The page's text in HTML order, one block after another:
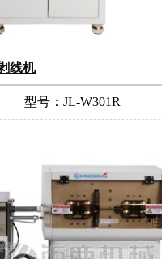
线机
型号：JL-W301R